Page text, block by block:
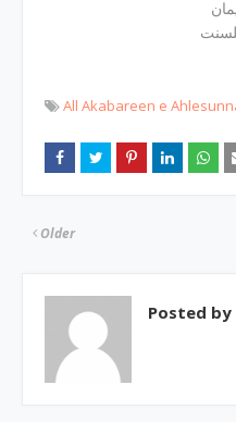
All Akabareen e
Older
Posted by